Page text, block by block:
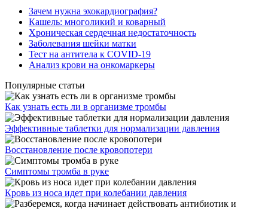
Зачем нужна эхокардиография?
Кашель: многоликий и коварный
Хроническая сердечная недостаточность
Заболевания шейки матки
Тест на антитела к COVID-19
Анализ крови на онкомаркеры
Популярные статьи
Как узнать есть ли в организме тромбы
Эффективные таблетки для нормализации давления
Восстановление после кровопотери
Симптомы тромба в руке
Кровь из носа идет при колебании давления